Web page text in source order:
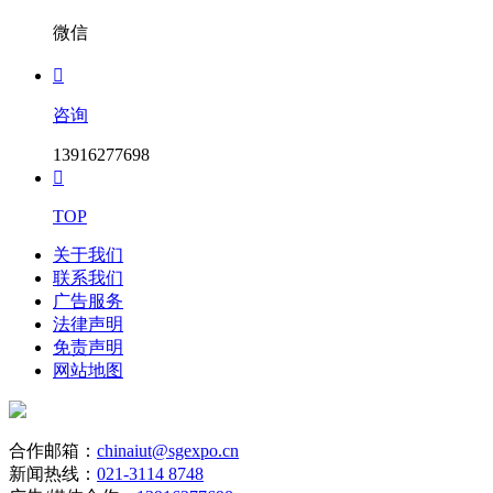
微信

咨询
13916277698

TOP
关于我们
联系我们
广告服务
法律声明
免责声明
网站地图
合作邮箱： chinaiut@sgexpo.cn
新闻热线： 021-3114 8748